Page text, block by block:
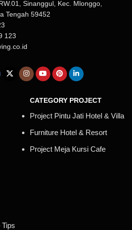
Sinanggul, Kec. Mlonggo,
Tengah 59452
123
CATEGORY PROJECT
Project Pintu Jati Hotel & Villa
Furniture Hotel & Resort
Project Meja Kursi Cafe